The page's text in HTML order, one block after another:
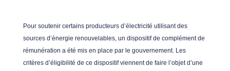
Pour soutenir certains producteurs d’électricité utilisant des
sources d’énergie renouvelables, un dispositif de complément de
rémunération a été mis en place par le gouvernement. Les
critères d’éligibilité de ce dispositif viennent de faire l’objet d’une